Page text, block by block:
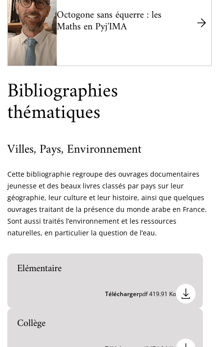
Octogone sans équerre : les
Maths en Pyj'IMA
Bibliographies
thématiques
Villes, Pays, Environnement
Cette bibliographie regroupe des ouvrages documentaires
jeunesse et des beaux livres classés par pays sur leur
géographie, leur culture et leur histoire, ainsi que quelques
ouvrages traitant de la présence du monde arabe en France.
Sont aussi traités l’environnement et les ressources
naturelles, en particulier la question de l’eau.
Elémentaire
Téléchargerpdf 419.91 Ko
Collège